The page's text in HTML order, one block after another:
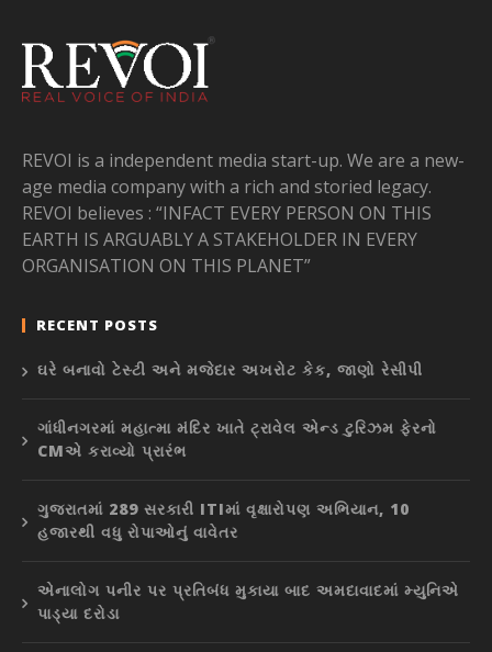
REVOI is a independent media start-up. We are a new-
age media company with a rich and storied legacy.
REVOI believes : “INFACT EVERY PERSON ON THIS
EARTH IS ARGUABLY A STAKEHOLDER IN EVERY
ORGANISATION ON THIS PLANET”
RECENT POSTS
ઘરે બનાવો ટેસ્ટી અને મજેદાર અખરોટ કેક, જાણો રેસીપી
ગાંધીનગરમાં મહાત્મા મંદિર ખાતે ટ્રાવેલ એન્ડ ટુરિઝમ ફેરનો
CMએ કરાવ્યો પ્રારંભ
ગુજરાતમાં 289 સરકારી ITIમાં વૃક્ષારોપણ અભિયાન, 10
હજારથી વધુ રોપાઓનું વાવેતર
એનાલોગ પનીર પર પ્રતિબંધ મુકાયા બાદ અમદાવાદમાં મ્યુનિએ
પાડ્યા દરોડા